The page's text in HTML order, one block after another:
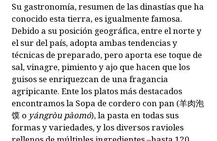
Su gastronomía, resumen de las dinastías que ha
conocido esta tierra, es igualmente famosa.
Debido a su posición geográfica, entre el norte y
el sur del país, adopta ambas tendencias y
técnicas de preparado, pero aporta ese toque de
sal, vinagre, pimiento y ajo que hacen que los
guisos se enriquezcan de una fragancia
agripicante. Ente los platos más destacados
encontramos la Sopa de cordero con pan (羊肉泡
馍 o yángròu pàomó), la pasta en todas sus
formas y variedades, y los diversos ravioles